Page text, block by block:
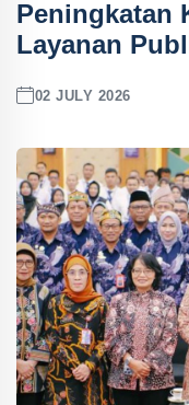
Peningkatan
Layanan
02 JULY 2026